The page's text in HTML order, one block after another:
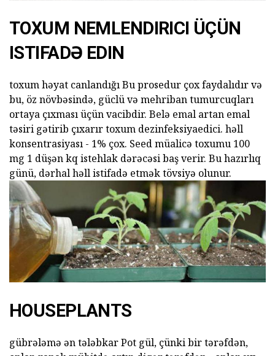
TOXUM NEMLENDIRICI ÜÇÜN
ISTIFADƏ EDIN
toxum həyat canlandığı Bu prosedur çox faydalıdır və
bu, öz növbəsində, güclü və mehriban tumurcuqları
ortaya çıxması üçün vacibdir. Belə emal artan emal
təsiri gətirib çıxarır toxum dezinfeksiyaedici. həll
konsentrasiyası - 1% çox. Seed müalicə toxumu 100
mg 1 düşən kq istehlak dərəcəsi baş verir. Bu hazırlıq
günü, dərhal həll istifadə etmək tövsiyə olunur.
HOUSEPLANTS
gübrələmə ən tələbkar Pot gül, çünki bir tərəfdən,